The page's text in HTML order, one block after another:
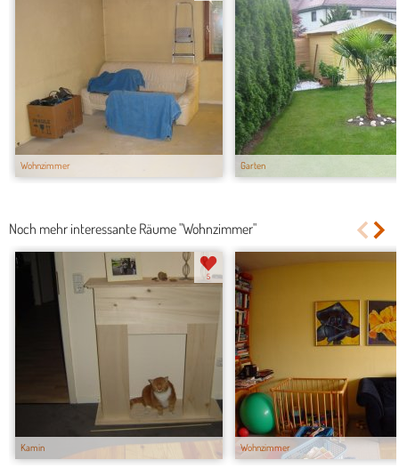
Wohnzimmer Garten
Noch mehr interessante Räume "Wohnzimmer"
Kamin
5
Wohnzimmer